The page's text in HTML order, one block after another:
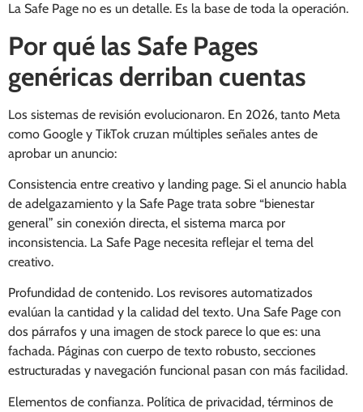
La Safe Page no es un detalle. Es la base de toda la operación.
Por qué las Safe Pages
genéricas derriban cuentas
Los sistemas de revisión evolucionaron. En 2026, tanto Meta
como Google y TikTok cruzan múltiples señales antes de
aprobar un anuncio:
Consistencia entre creativo y landing page. Si el anuncio habla
de adelgazamiento y la Safe Page trata sobre “bienestar
general” sin conexión directa, el sistema marca por
inconsistencia. La Safe Page necesita reflejar el tema del
creativo.
Profundidad de contenido. Los revisores automatizados
evalúan la cantidad y la calidad del texto. Una Safe Page con
dos párrafos y una imagen de stock parece lo que es: una
fachada. Páginas con cuerpo de texto robusto, secciones
estructuradas y navegación funcional pasan con más facilidad.
Elementos de confianza. Política de privacidad, términos de